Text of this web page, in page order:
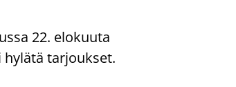
22. elo­kuu­ta
hy­lä­tä tar­jouk­set.